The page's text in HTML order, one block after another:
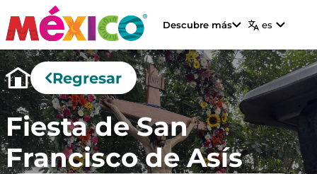
Descubre más es
Regresar
Fiesta de San
Francisco de Asís